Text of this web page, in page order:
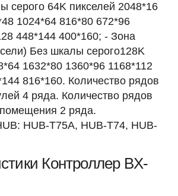
серого 64K пикселей 2048*16
1024*64 816*80 672*96
448*144 400*160; - Зона
Без шкалы серого128K
1632*80 1360*96 1168*112
816*160. Количество рядов
4 ряда. Количество рядов
2 ряда.
HUB-T75A, HUB-T74, HUB-
Контроллер BX-